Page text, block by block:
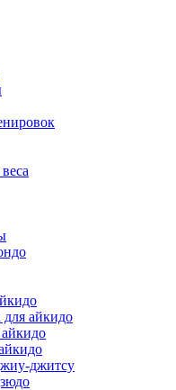
айкидо
джитсу